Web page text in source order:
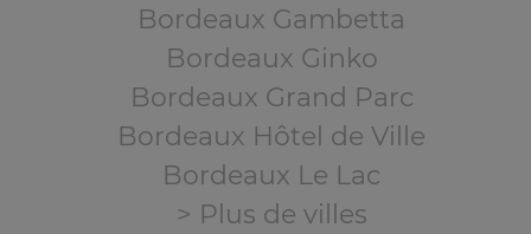
Bordeaux Gambetta
Bordeaux Ginko
Bordeaux Grand Parc
Bordeaux Hôtel de Ville
Bordeaux Le Lac
> Plus de villes